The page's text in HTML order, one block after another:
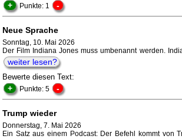
+ Punkte: 1 -
Neue Sprache
Sonntag, 10. Mai 2026
Der Film Indiana Jones muss umbenannt werden.
weiter lesen?
Bewerte diesen Text:
+ Punkte: 5 -
Trump wieder
Donnerstag, 7. Mai 2026
Ein Satz aus einem Podcast: Der Befehl kommt von